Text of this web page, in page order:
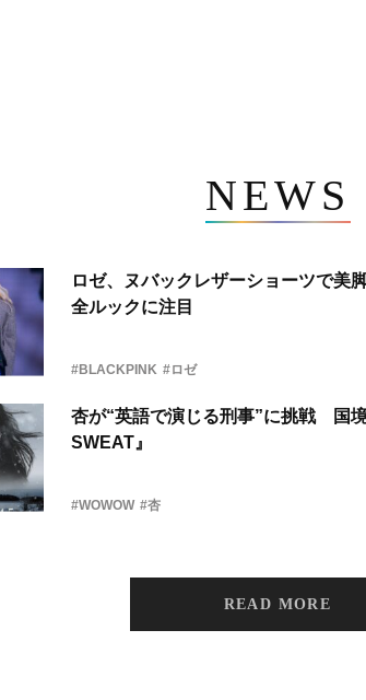
NEWS
ロゼ、ヌバックレザーショーツで
全ルックに注目
#BLACKPINK #ロゼ
杏が“英語で演じる刑事”に挑戦 国
SWEAT』
#WOWOW #杏
READ MORE